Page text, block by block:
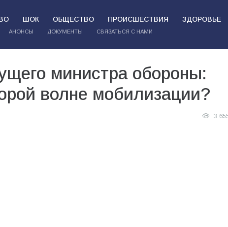
ШОК ОБЩЕСТВО ПРОИСШЕСТВИЯ ЗДОРОВЬЕ
АНОНСЫ ДОКУМЕНТЫ СВЯЗАТЬСЯ С НАМИ
министра обороны:
волне мобилизации?
3